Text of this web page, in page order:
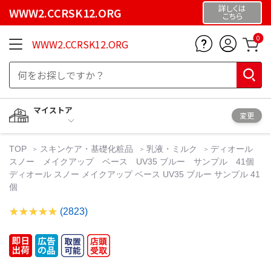
WWW2.CCRSK12.ORG 詳しくは
こちら
WWW2.CCRSK12.ORG 0
マイストア
変更
TOP スキンケア・基礎化粧品 乳液・ミルク
ディオール
スノー メイクアップ ベース UV35 ブルー サンプル 41個
ディオール スノー メイクアップ ベース UV35 ブルー サンプル 41
個
(2823)